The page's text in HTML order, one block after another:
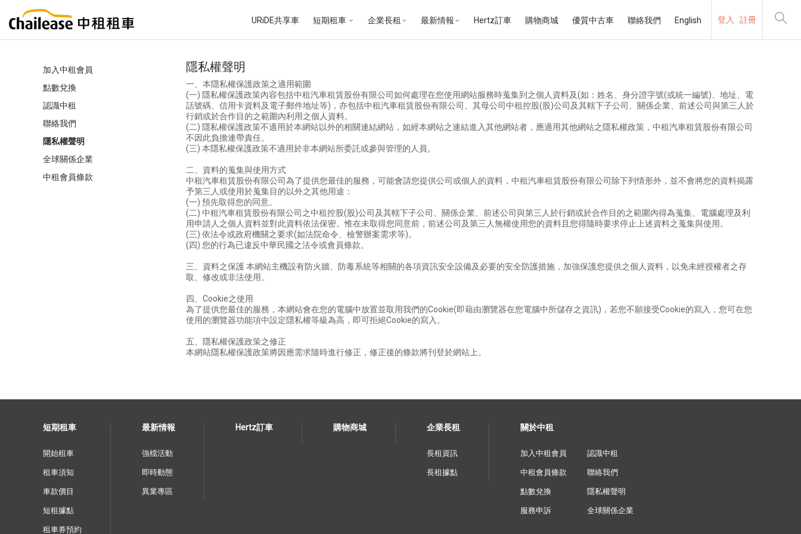
URiDE共享車 短期租車 企業長租 最新情報 Hertz訂車 購物商城 優質中古車 聯絡我們 English 登入 註冊
加入中租會員
點數兌換
認識中租
聯絡我們
隱私權聲明
全球關係企業
中租會員條款
隱私權聲明
一、本隱私權保護政策之適用範圍
(一) 隱私權保護政策內容包括中租汽車租賃股份有限公司如何處理在您使用網站服務時蒐集到之個人資料及(如：姓名、身分證字號(或統一編號)、地址、電
話號碼、信用卡資料及電子郵件地址等)，亦包括中租汽車租賃股份有限公司、其母公司中租控股(股)公司及其轄下子公司、關係企業、前述公司與第三人於
行銷或於合作目的之範圍內利用之個人資料。
(二) 隱私權保護政策不適用於本網站以外的相關連結網站，如經本網站之連結進入其他網站者，應適用其他網站之隱私權政策，中租汽車租賃股份有限公司
不因此負擔連帶責任。
(三) 本隱私權保護政策不適用於非本網站所委託或參與管理的人員。
二、資料的蒐集與使用方式
中租汽車租賃股份有限公司為了提供您最佳的服務，可能會請您提供公司或個人的資料，中租汽車租賃股份有限公司除下列情形外，並不會將您的資料揭露
予第三人或使用於蒐集目的以外之其他用途：
(一) 預先取得您的同意。
(二) 中租汽車租賃股份有限公司之中租控股(股)公司及其轄下子公司、關係企業、前述公司與第三人於行銷或於合作目的之範圍內得為蒐集、電腦處理及利
用申請人之個人資料並對此資料依法保密。惟在未取得您同意前，前述公司及第三人無權使用您的資料且您得隨時要求停止上述資料之蒐集與使用。
(三) 依法令或政府機關之要求(如法院命令、檢警辦案需求等)。
(四) 您的行為已違反中華民國之法令或會員條款。
三、資料之保護 本網站主機設有防火牆、防毒系統等相關的各項資訊安全設備及必要的安全防護措施，加強保護您提供之個人資料，以免未經授權者之存
取、修改或非法使用。
四、Cookie之使用
為了提供您最佳的服務，本網站會在您的電腦中放置並取用我們的Cookie(即藉由瀏覽器在您電腦中所儲存之資訊)，若您不願接受Cookie的寫入，您可在您
使用的瀏覽器功能項中設定隱私權等級為高，即可拒絕Cookie的寫入。
五、隱私權保護政策之修正
本網站隱私權保護政策將因應需求隨時進行修正，修正後的條款將刊登於網站上。
短期租車
開始租車
租車須知
車款價目
短租據點
租車券預約
最新情報
強檔活動
即時動態
異業專區
Hertz訂車 購物商城 企業長租
長租資訊
長租據點
關於中租
加入中租會員
中租會員條款
點數兌換
服務申訴
認識中租
聯絡我們
隱私權聲明
全球關係企業